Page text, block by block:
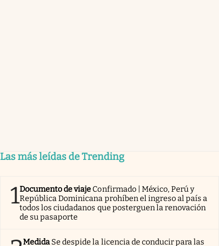
Las más leídas de Trending
1Documento de viaje Confirmado | México, Perú y
República Dominicana prohíben el ingreso al país a
todos los ciudadanos que posterguen la renovación
de su pasaporte
Medida Se despide la licencia de conducir para las